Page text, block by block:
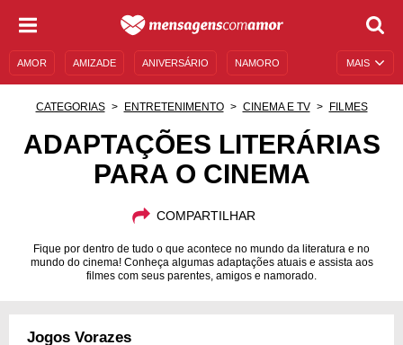
MAIS
AMOR AMIZADE ANIVERSÁRIO NAMORO
AUTOAJUDA
MENSAGENS E FRASES MENSAGENS DE ANIVERSÁRIO
CATEGORIAS ENTRETENIMENTO CINEMA E TV FILMES
ADAPTAÇÕES LITERÁRIAS
PARA O CINEMA
COMPARTILHAR
Fique por dentro de tudo o que acontece no mundo da literatura e no
mundo do cinema! Conheça algumas adaptações atuais e assista aos
filmes com seus parentes, amigos e namorado.
Jogos Vorazes